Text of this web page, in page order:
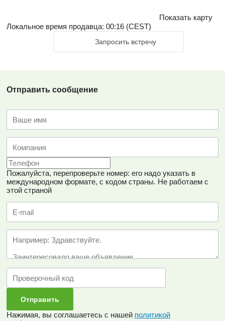
Показать карту
Локальное время продавца: 00:16 (CEST)
Запросить встречу
Отправить сообщение
Пожалуйста, перепроверьте номер: его надо указать в
международном формате, с кодом страны. Не работаем с
этой страной
Нажимая, вы соглашаетесь с нашей политикой